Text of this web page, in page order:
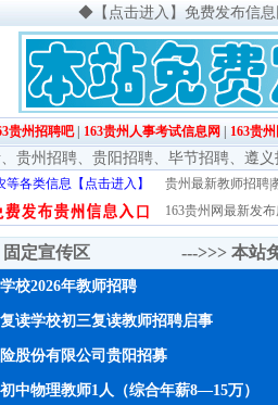
◆ 【点击进入】免费发布信
贵州招聘吧| 163贵州人事考试信息网 163贵
、 贵州招聘、 贵阳招聘、 毕节招聘、 遵义
各类信息【点击进入】
贵州最新教师招聘|
163贵州网最新发
】固定宣传区 --->>> 本站
校2026年教师招聘
读学校初三复读教师招聘启事
股份有限公司贵阳招募
中物理教师1人（综合年薪8—15万）